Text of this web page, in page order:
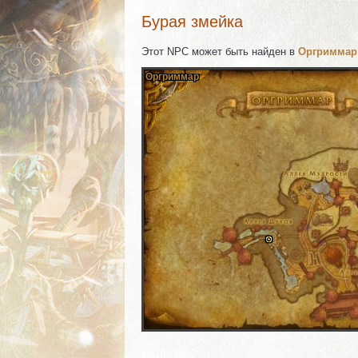
Бурая змейка
Этот NPC может быть найден в Оргриммар
Оргриммар
Оргриммар
Оргриммар
Оргриммар
Оргриммар
Оргриммар
Оргриммар
Оргриммар
Оргриммар
Комментарии Изображения